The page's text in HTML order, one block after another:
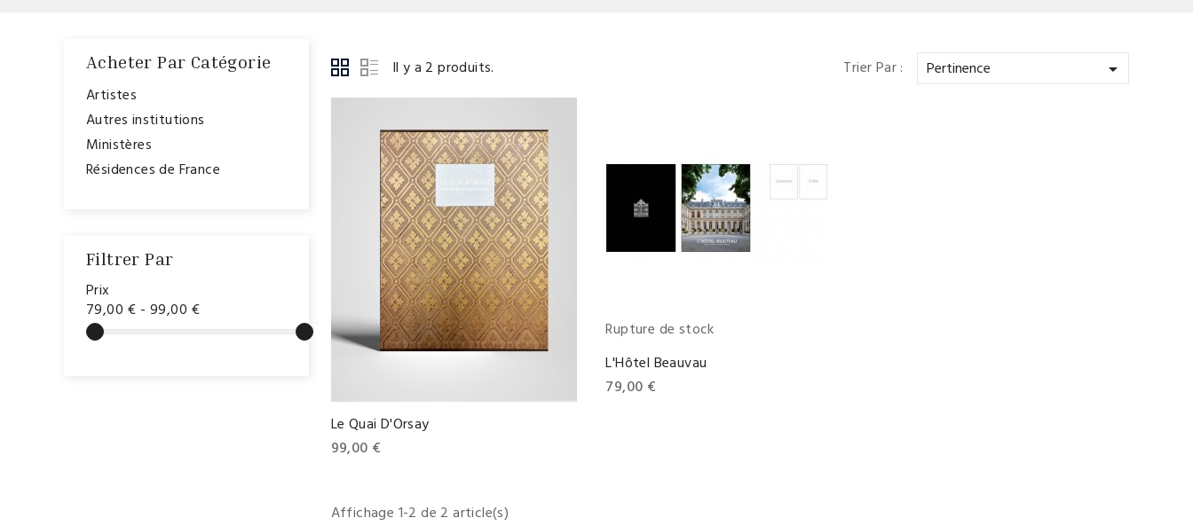
Acheter Par Catégorie
Artistes
Autres institutions
Ministères
Résidences de France
Filtrer Par
Prix
79,00 € - 99,00 €
Il y a 2 produits. Trier Par : Pertinence 
Le Quai D'Orsay
99,00 €
Rupture de stock
L'Hôtel Beauvau
79,00 €
Affichage 1-2 de 2 article(s)